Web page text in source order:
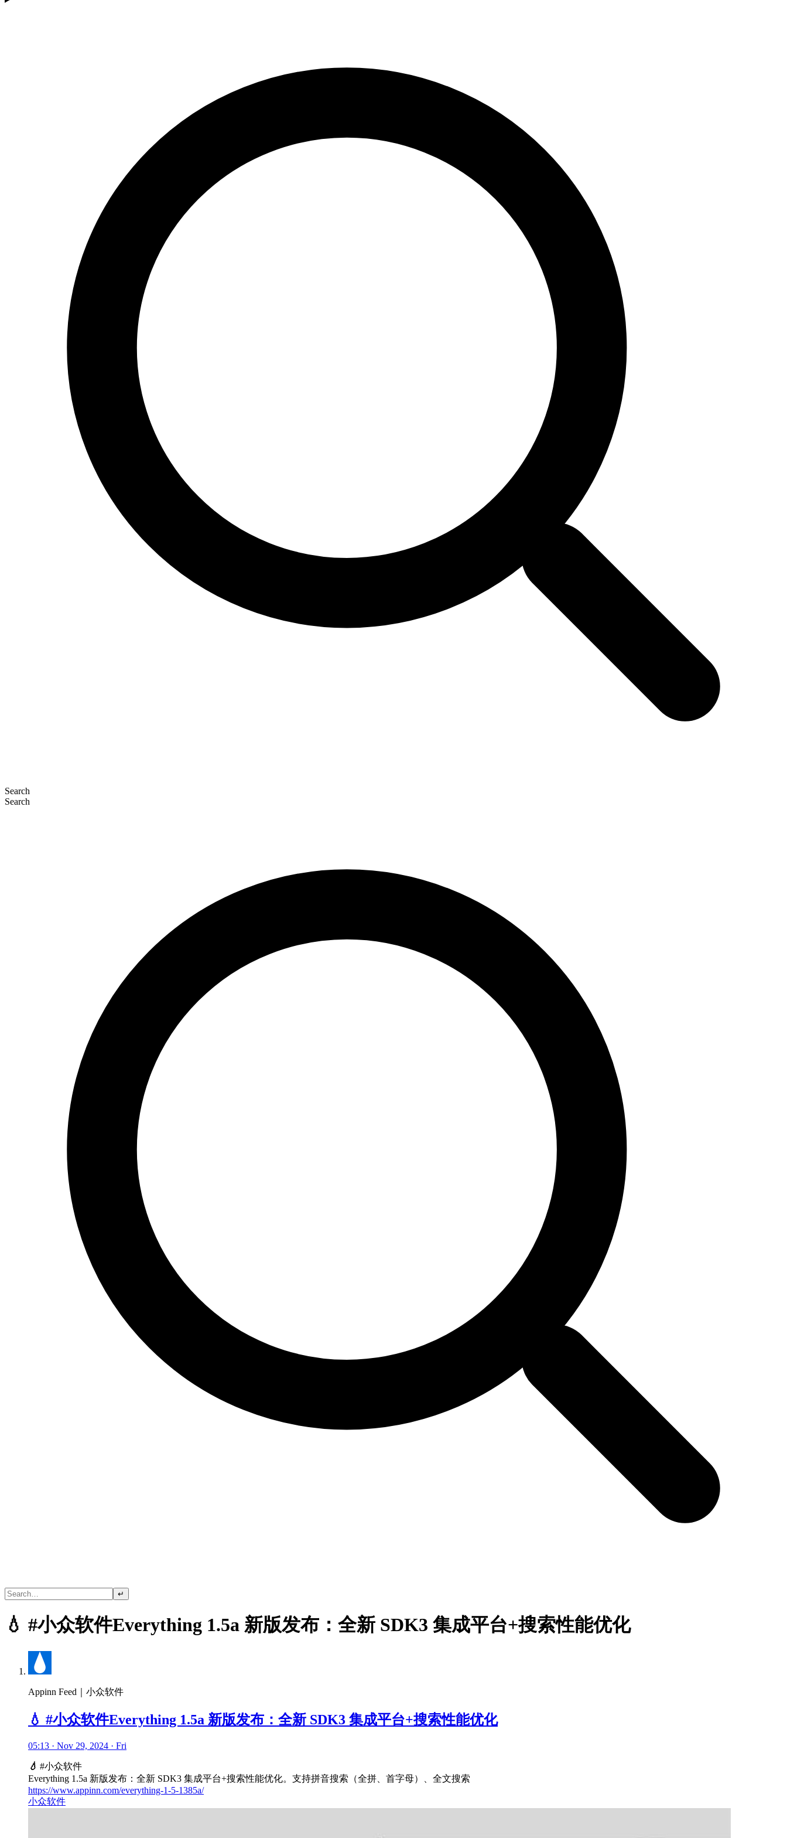
Search
Search
↵
💧 #小众软件Everything 1.5a 新版发布：全新 SDK3 集成平台+搜索性能优化
Appinn Feed｜小众软件
💧 #小众软件Everything 1.5a 新版发布：全新 SDK3 集成平台+搜索性能优化
05:13 · Nov 29, 2024 · Fri
💧 #小众软件
Everything 1.5a 新版发布：全新 SDK3 集成平台+搜索性能优化。支持拼音搜索（全拼、首字母）、全文搜索
https://www.appinn.com/everything-1-5-1385a/
小众软件